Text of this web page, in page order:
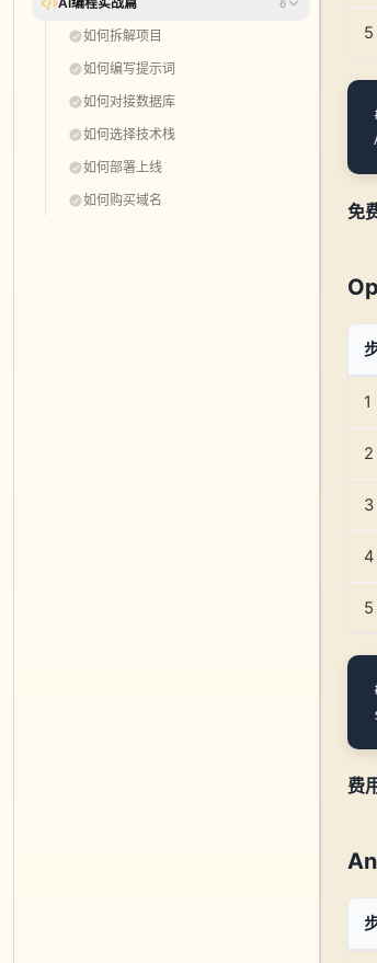
6
如何拆解项目
如何编写提示词
如何对接数据库
如何选择技术栈
如何部署上线
如何购买域名
5
免
1
2
3
4
5
费